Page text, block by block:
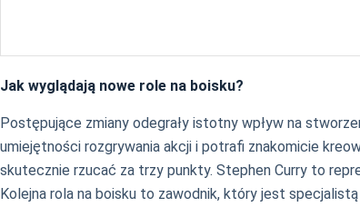
Jak wyglądają nowe role na boisku?
Postępujące zmiany odegrały istotny wpływ na
umiejętności rozgrywania akcji i potrafi znakomicie
skutecznie rzucać za trzy punkty. Stephen Curry to
Kolejna rola na boisku to zawodnik, który jest